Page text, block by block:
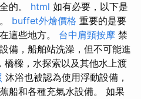
的。 html 如有必要，以下是
buffet外燴價格 重要的是要
這些地方。 台中肩頸按摩 禁
備，船舶站洗澡，但不可能進
樑，水探索以及其他水上渡
沐浴也被認為使用浮動設備，
船和各種充氣水設備。 如果